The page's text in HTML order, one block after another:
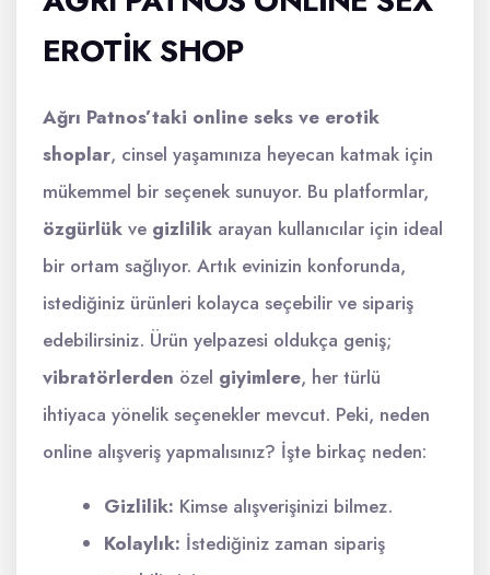
EROTIK SHOP
Ağrı Patnos’taki online seks ve erotik
shoplar, cinsel yaşamınıza heyecan katmak için
mükemmel bir seçenek sunuyor. Bu platformlar,
özgürlük ve gizlilik arayan kullanıcılar için ideal
bir ortam sağlıyor. Artık evinizin konforunda,
istediğiniz ürünleri kolayca seçebilir ve sipariş
edebilirsiniz. Ürün yelpazesi oldukça geniş;
vibratörlerden özel giyimlere, her türlü
ihtiyaca yönelik seçenekler mevcut. Peki, neden
online alışveriş yapmalısınız? İşte birkaç neden:
Gizlilik: Kimse alışverişinizi bilmez.
Kolaylık: İstediğiniz zaman sipariş